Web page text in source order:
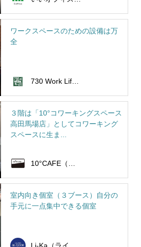
ワークスペースのための設備は万
全
730 Work Life Cafe
３階は「10°コワーキングスペース
高田馬場店」としてコワーキング
スペースに生ま...
室内向き個室（３ブース）自分の
手元に一点集中できる個室